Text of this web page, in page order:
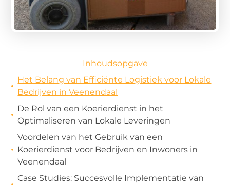
Inhoudsopgave
Het Belang van Efficiënte Logistiek voor Lokale
Bedrijven in Veenendaal
De Rol van een Koerierdienst in het
Optimaliseren van Lokale Leveringen
Voordelen van het Gebruik van een
Koerierdienst voor Bedrijven en Inwoners in
Veenendaal
Case Studies: Succesvolle Implementatie van